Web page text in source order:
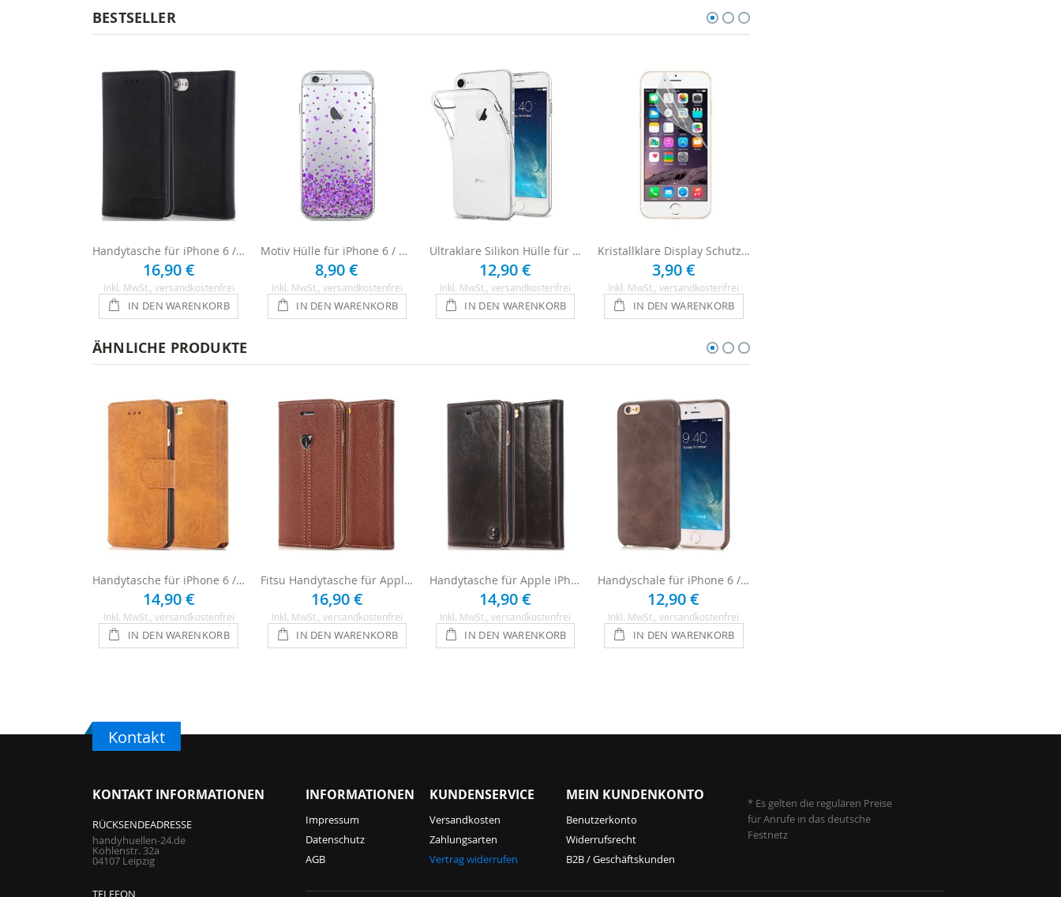
BESTSELLER
Handytasche für iPhone 6 / 6s - Schwarz
16,90 €
Inkl. MwSt. , versandkostenfrei
IN DEN WARENKORB
Motiv Hülle für iPhone 6 / 6s - Lila Herzen
8,90 €
Inkl. MwSt. , versandkostenfrei
IN DEN WARENKORB
Ultraklare Silikon Hülle für iPhone 6 / 6s - Transparent
12,90 €
Inkl. MwSt. , versandkostenfrei
IN DEN WARENKORB
Kristallklare Display Schutzfolie für iPhone 6 / 6s
3,90 €
Inkl. MwSt. , versandkostenfrei
IN DEN WARENKORB
ÄHNLICHE PRODUKTE
Handytasche für iPhone 6 / 6s - Braun
14,90 €
Inkl. MwSt. , versandkostenfrei
IN DEN WARENKORB
Fitsu Handytasche für Apple iPhone 6 / 6s - Braun
16,90 €
Inkl. MwSt. , versandkostenfrei
IN DEN WARENKORB
Handytasche für Apple iPhone 6 / 6s Hülle - Braun
14,90 €
Inkl. MwSt. , versandkostenfrei
IN DEN WARENKORB
Handyschale für iPhone 6 / 6s - Kaffee
12,90 €
Inkl. MwSt. , versandkostenfrei
IN DEN WARENKORB
Kontakt
KONTAKT INFORMATIONEN
RÜCKSENDEADRESSE
handyhuellen-24.de
Kohlenstr. 32a
04107 Leipzig
TELEFON
INFORMATIONEN
Impressum
Datenschutz
AGB
KUNDENSERVICE
Versandkosten
Zahlungsarten
Vertrag widerrufen
MEIN KUNDENKONTO
Benutzerkonto
Widerrufsrecht
B2B / Geschäftskunden
* Es gelten die regulären Preise
für Anrufe in das deutsche
Festnetz